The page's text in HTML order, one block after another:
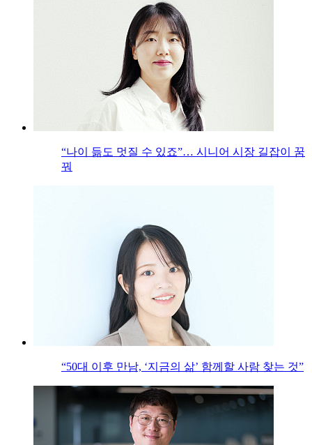
“나이 듦도 멋질 수 있죠”… 시니어 시장 길잡이 꿈
꿔
“50대 이후 만남, ‘지금의 삶’ 함께할 사람 찾는 것”